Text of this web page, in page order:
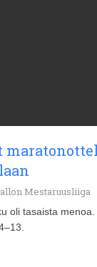
Mestaruusliiga
oli tasaista